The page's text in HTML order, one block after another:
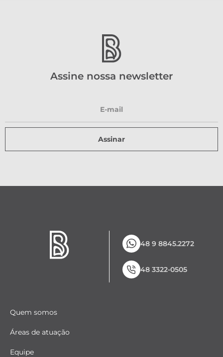
Assine nossa newsletter
Assinar
48 9 8845.2272
48 3322-0505
Quem somos
Áreas de atuação
Equipe